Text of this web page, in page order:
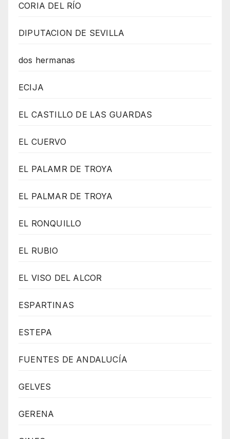
CORIA DEL RÍO
DIPUTACION DE SEVILLA
dos hermanas
ECIJA
EL CASTILLO DE LAS GUARDAS
EL CUERVO
EL PALAMR DE TROYA
EL PALMAR DE TROYA
EL RONQUILLO
EL RUBIO
EL VISO DEL ALCOR
ESPARTINAS
ESTEPA
FUENTES DE ANDALUCÍA
GELVES
GERENA